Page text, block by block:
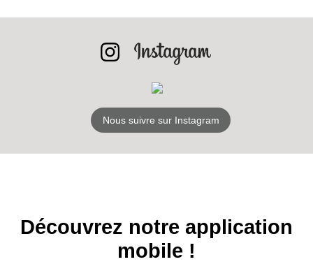
Nous suivre sur Instagram
Découvrez notre application
mobile !